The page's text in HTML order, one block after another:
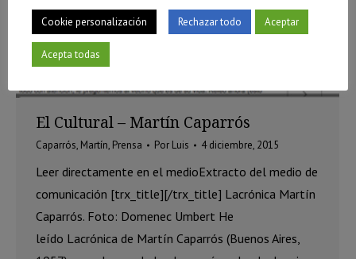
El Cultural – Martín Caparrós
Caparrós, Martín, Prensa Por Luis 4 diciembre, 2015
Leer directamente en el medioExtracto del medio de
comunicación [trx_title][/trx_title] Lacrónica Martín
Caparrós. Foto: Domenec Umbert He
leído Lacrónica de Martín Caparrós (Buenos Aires,
Cookie personalización Rechazar todo Aceptar
Acepta todas